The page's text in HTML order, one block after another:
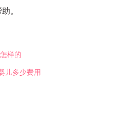
。
样的
儿多少费用